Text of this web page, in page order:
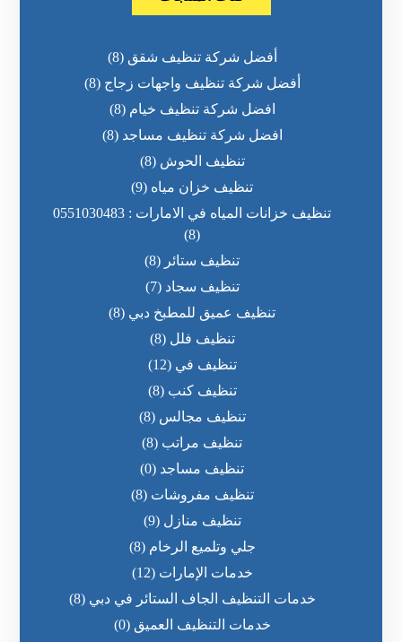
أفضل شركة تنظيف شقق (8)
أفضل شركة تنظيف واجهات زجاج (8)
افضل شركة تنظيف خيام (8)
افضل شركة تنظيف مساجد (8)
تنظيف الحوش (8)
تنظيف خزان مياه (9)
تنظيف خزانات المياه في الامارات : 0551030483
(8)
تنظيف ستائر (8)
تنظيف سجاد (7)
تنظيف عميق للمطبخ دبي (8)
تنظيف فلل (8)
تنظيف في (12)
تنظيف كنب (8)
تنظيف مجالس (8)
تنظيف مراتب (8)
تنظيف مساجد (0)
تنظيف مفروشات (8)
تنظيف منازل (9)
جلي وتلميع الرخام (8)
خدمات الإمارات (12)
خدمات التنظيف الجاف الستائر في دبي (8)
خدمات التنظيف العميق (0)